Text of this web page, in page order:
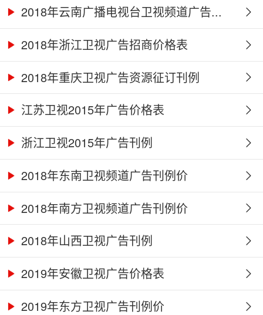
2018年云南广播电视台卫视频道广告...
2018年浙江卫视广告招商价格表
2018年重庆卫视广告资源征订刊例
江苏卫视2015年广告价格表
浙江卫视2015年广告刊例
2018年东南卫视频道广告刊例价
2018年南方卫视频道广告刊例价
2018年山西卫视广告刊例
2019年安徽卫视广告价格表
2019年东方卫视广告刊例价